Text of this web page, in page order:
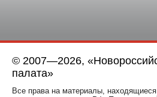
© 2007—2026,
палата»
Все права на материалы,